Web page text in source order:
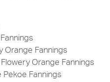
Orange Fannings
Orange Fannings
Pekoe Fannings